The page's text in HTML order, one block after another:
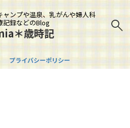
ンプや温泉、乳がんや婦人科
記録などのBlog
＊歳時記
プライバシーポリシー